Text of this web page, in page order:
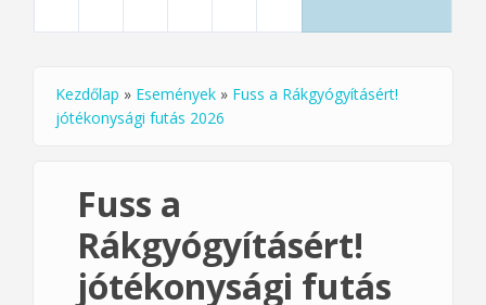
Jelenlegi hely
Kezdőlap » Események » Fuss a Rákgyógyításért!
jótékonysági futás 2026
Fuss a
Rákgyógyításért!
jótékonysági futás